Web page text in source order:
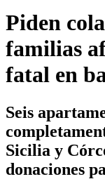
Piden
familias
fatal en
Seis
Sicilia y
donaciones